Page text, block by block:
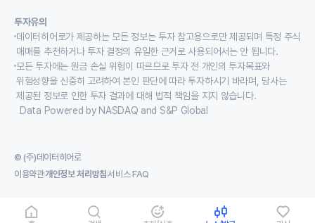
투자유의
데이터히어로가 제공하는 모든 정보는 투자 참고용으로만 제공되며 특정 주식
매매를 추천하거나 투자 결정의 유일한 근거로 사용되어서는 안 됩니다.
모든 투자에는 원금 손실 위험이 따르므로 투자 전 개인의 투자목표와
위험성향을 신중히 고려하여 본인 판단에 따라 투자하시기 바라며, 당사는
제공된 정보로 인한 투자 결과에 대해 법적 책임을 지지 않습니다.
Data Powered by NASDAQ and S&P Global
© (주)데이터히어로
이용약관개인정보 처리방침서비스 FAQ